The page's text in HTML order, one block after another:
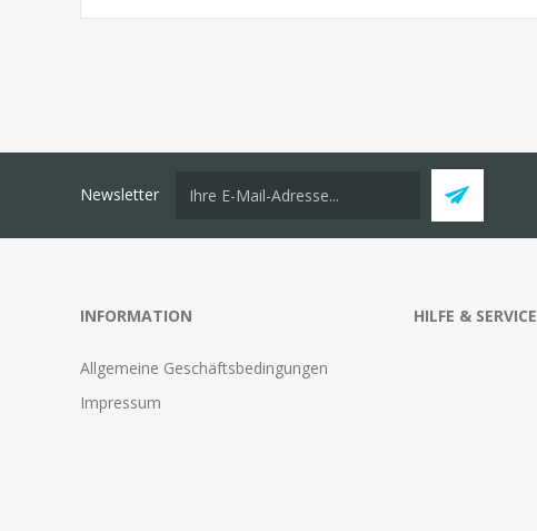
Newsletter
INFORMATION
Allgemeine Geschäftsbedingungen
Impressum
HILFE & SERVICE